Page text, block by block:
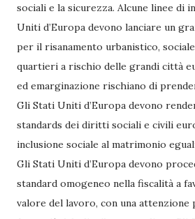
sociali e la sicurezza. Alcune linee di
Uniti d’Europa devono lanciare un
per il risanamento urbanistico,
quartieri a rischio delle grandi città
ed emarginazione rischiano di
Gli Stati Uniti d’Europa devono
standards dei diritti sociali e civili
inclusione sociale al matrimonio
Gli Stati Uniti d’Europa devono
standard omogeneo nella fiscalità a
valore del lavoro, con una